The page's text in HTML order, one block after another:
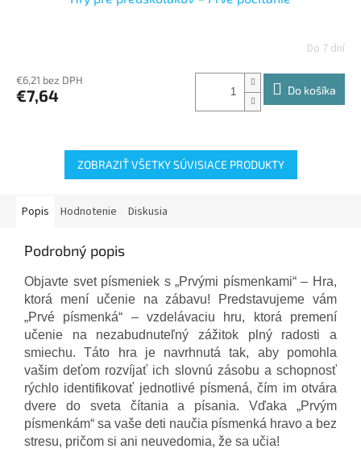
Do 7 dní
€6,21 bez DPH
€7,64 Do košíka
ZOBRAZIŤ VŠETKY SÚVISIACE PRODUKTY
Popis Hodnotenie Diskusia
Podrobný popis
Objavte svet písmeniek s „Prvými písmenkami“ – Hra,
ktorá mení učenie na zábavu! Predstavujeme vám
„Prvé písmenká“ – vzdelávaciu hru, ktorá premení
učenie na nezabudnuteľný zážitok plný radosti a
smiechu. Táto hra je navrhnutá tak, aby pomohla
vašim deťom rozvíjať ich slovnú zásobu a schopnosť
rýchlo identifikovať jednotlivé písmená, čím im otvára
dvere do sveta čítania a písania. Vďaka „Prvým
písmenkám“ sa vaše deti naučia písmenká hravo a bez
stresu, pričom si ani neuvedomia, že sa učia!